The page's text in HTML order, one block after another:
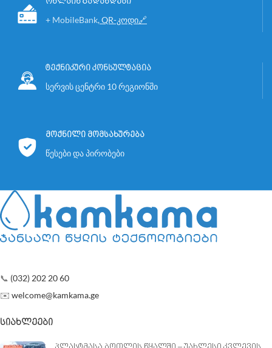
მონტაჟი: 100 ლარი * (თანხაში
გათვალისწინებულია მხოლოდ
საჭიროებისამებრ დამატებით
გამოყენებული მასალები
გათვალისწინებულია მხოლოდ
საჭიროებისამებრ დამატებით
გამოყენებული მასალები
ონლაინ გადახდები
+ MobileBank,QR-კოდი🔗
ტექნიკური კონსულტაცია
სერვის ცენტრი 10 რეგიონში
მოქნილი მომსახურება
წესები და პირობები
📞 (032) 202 20 60
✉️ welcome@kamkama.ge
ᲡᲘᲐᲮᲚᲔᲔᲑᲘ